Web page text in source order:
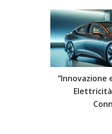
“Innovazione